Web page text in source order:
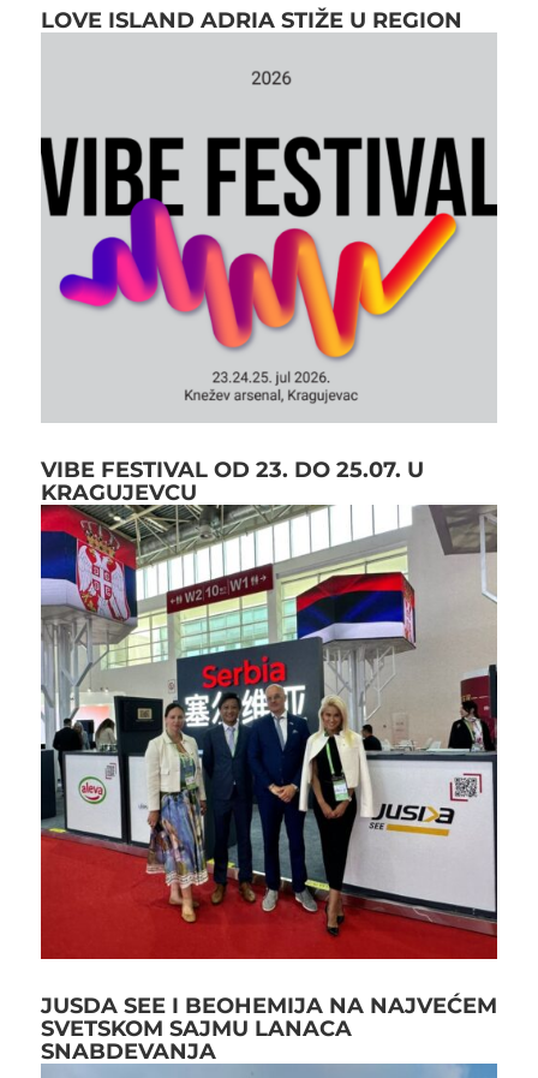
LOVE ISLAND ADRIA STIŽE U REGION
VIBE FESTIVAL OD 23. DO 25.07. U
KRAGUJEVCU
JUSDA SEE I BEOHEMIJA NA NAJVEĆEM
SVETSKOM SAJMU LANACA
SNABDEVANJA